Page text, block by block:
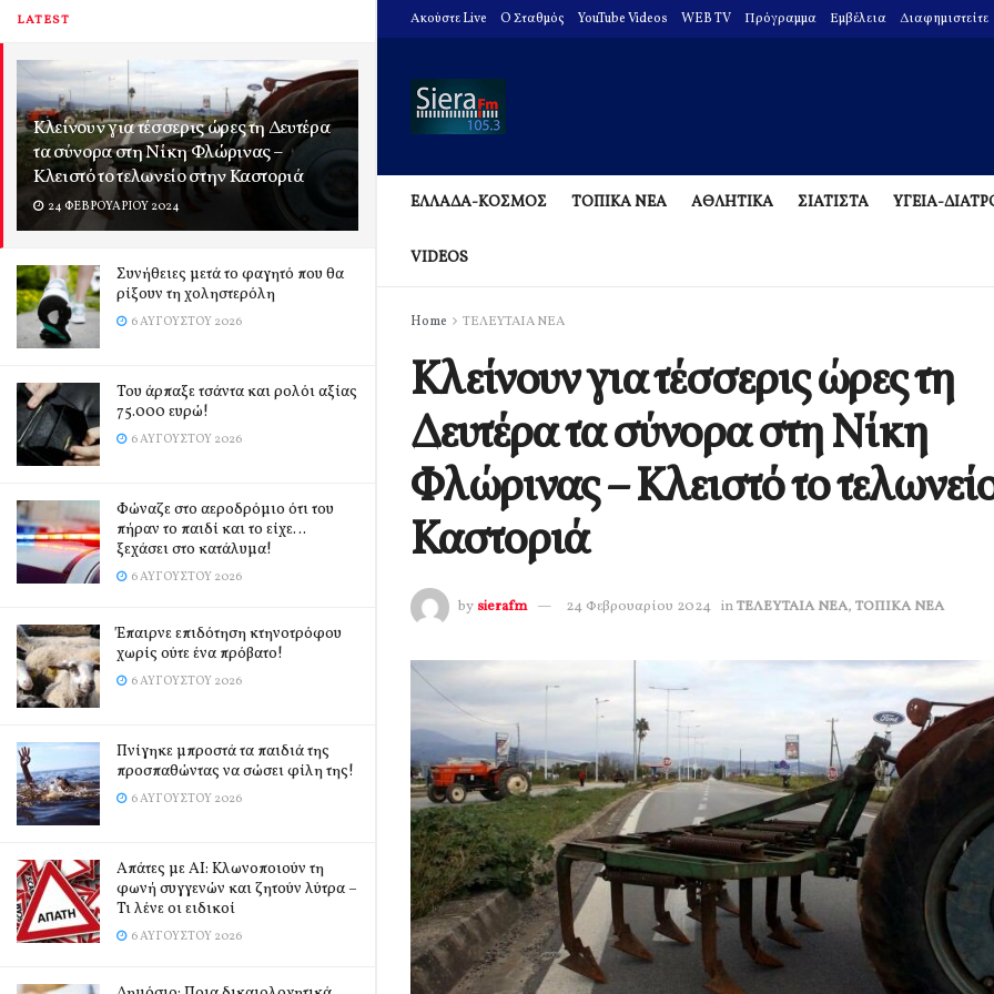
LATEST
Κλείνουν για τέσσερις ώρες τη Δευτέρα
τα σύνορα στη Νίκη Φλώρινας –
Κλειστό το τελωνείο στην Καστοριά
24 ΦΕΒΡΟΥΑΡΊΟΥ 2024
Συνήθειες μετά το φαγητό που θα
ρίξουν τη χοληστερόλη
6 ΑΥΓΟΎΣΤΟΥ 2026
Του άρπαξε τσάντα και ρολόι αξίας
75.000 ευρώ!
6 ΑΥΓΟΎΣΤΟΥ 2026
Φώναζε στο αεροδρόμιο ότι του
πήραν το παιδί και το είχε…
ξεχάσει στο κατάλυμα!
6 ΑΥΓΟΎΣΤΟΥ 2026
Έπαιρνε επιδότηση κτηνοτρόφου
χωρίς ούτε ένα πρόβατο!
6 ΑΥΓΟΎΣΤΟΥ 2026
Πνίγηκε μπροστά τα παιδιά της
προσπαθώντας να σώσει φίλη της!
6 ΑΥΓΟΎΣΤΟΥ 2026
Απάτες με AI: Κλωνοποιούν τη
φωνή συγγενών και ζητούν λύτρα –
Τι λένε οι ειδικοί
6 ΑΥΓΟΎΣΤΟΥ 2026
Ακούστε Live O Σταθμός YouTube Videos WEB TV Πρόγραμμα Εμβέλεια Διαφημιστείτε
ΕΛΛΑΔΑ-ΚΟΣΜΟΣ ΤΟΠΙΚΑ ΝΕΑ ΑΘΛΗΤΙΚΑ ΣΙΑΤΙΣΤΑ ΥΓΕΙΑ-
VIDEOS
Home ΤΕΛΕΥΤΑΙΑ ΝΕΑ
Κλείνουν για τέσσερις ώρες τη
Δευτέρα τα σύνορα στη Νίκη
Φλώρινας – Κλειστό το
Καστοριά
by sierafm 24 Φεβρουαρίου 2024 inΤΕΛΕΥΤΑΙΑ ΝΕΑ, ΤΟΠΙΚΑ ΝΕΑ